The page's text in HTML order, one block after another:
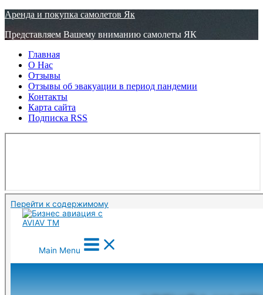
Аренда и покупка самолетов Як
Представляем Вашему вниманию самолеты ЯК
Главная
О Нас
Отзывы
Отзывы об эвакуации в период пандемии
Контакты
Карта сайта
Подписка RSS
Узнать больше. Хорошо, спасибо